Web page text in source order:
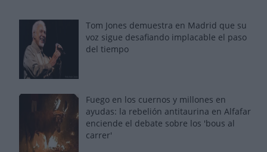
Tom Jones demuestra en Madrid que su
voz sigue desafiando implacable el paso
del tiempo
Fuego en los cuernos y millones en
ayudas: la rebelión antitaurina en Alfafar
enciende el debate sobre los 'bous al
carrer'